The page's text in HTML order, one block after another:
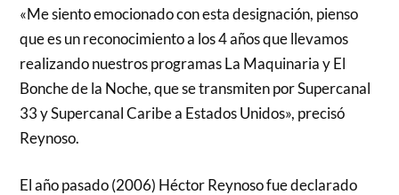
«Me siento emocionado con esta designación, pienso
que es un reconocimiento a los 4 años que llevamos
realizando nuestros programas La Maquinaria y El
Bonche de la Noche, que se transmiten por Supercanal
33 y Supercanal Caribe a Estados Unidos», precisó
Reynoso.
El año pasado (2006) Héctor Reynoso fue declarado